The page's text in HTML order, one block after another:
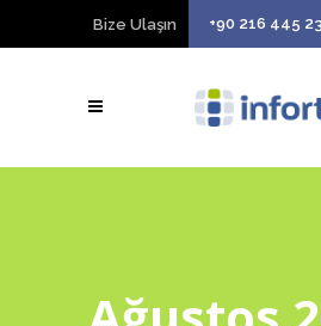
Bize Ulaşın +90 216 445